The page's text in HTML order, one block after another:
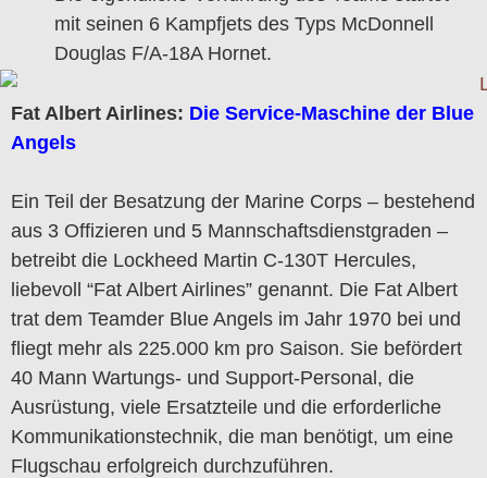
mit seinen 6 Kampfjets des Typs McDonnell
Douglas F/A-18A Hornet.
Fat Albert Airlines: Die Service-Maschine der Blue
Angels
Ein Teil der Besatzung der Marine Corps – bestehend
aus 3 Offizieren und 5 Mannschaftsdienstgraden –
betreibt die Lockheed Martin C-130T Hercules,
liebevoll “Fat Albert Airlines” genannt. Die Fat Albert
trat dem Teamder Blue Angels im Jahr 1970 bei und
fliegt mehr als 225.000 km pro Saison. Sie befördert
40 Mann Wartungs- und Support-Personal, die
Ausrüstung, viele Ersatzteile und die erforderliche
Kommunikationstechnik, die man benötigt, um eine
Flugschau erfolgreich durchzuführen.